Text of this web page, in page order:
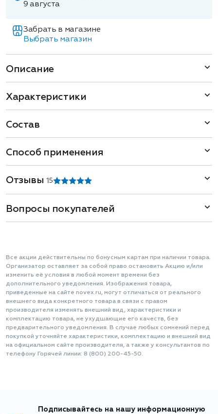
9 августа
Забрать в магазине
Выбрать магазин
Описание
Характеристики
Состав
Способ применения
Отзывы1 5
Вопросы покупателей
Все акции действительны по бонусным картам при наличии товара.
Организатор оставляет за собой право остановить Акцию и/или
изменить её условия в любой момент времени без
дополнительного уведомления. Изображения товара,
приведенные на сайте novex.ru, могут отличаться от реального
внешнего вида конкретного товара в связи с правом
производителя изменять внешний вид, характеристики и
комплектацию товара, не ухудшающие его качеств, без
предварительного уведомления. В случае любых сомнений перед
покупкой уточняйте характеристики, комплектацию и внешний вид
на официальном сайте производителя, а также у консультантов по
телефону Горячей линии: 8 (800) 200-45-50.
Подписывайтесь на нашу информационную